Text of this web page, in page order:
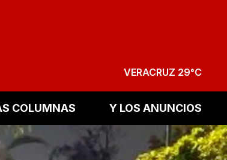
VERACRUZ 29°C
COLUMNAS Y LOS ANUNCIOS